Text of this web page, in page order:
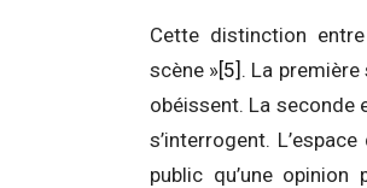
Cette distinction
scène »[5] . La
obéissent. La seconde
s’interrogent.
public qu’une